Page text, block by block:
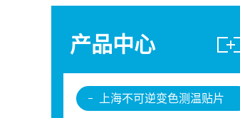
产品中心
上海不可逆变色测温贴片